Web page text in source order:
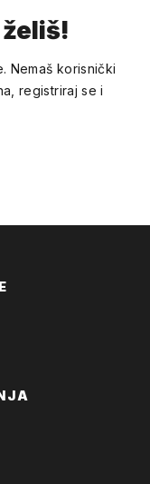
Nemaš korisnički
registriraj se i